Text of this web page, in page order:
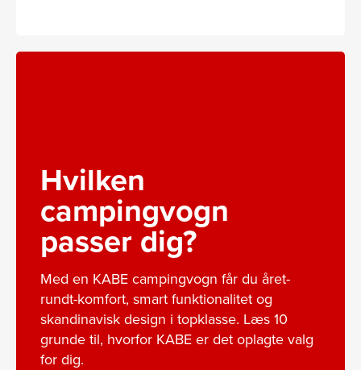
Hvilken
campingvogn
passer dig?
Med en KABE campingvogn får du året-
rundt-komfort, smart funktionalitet og
skandinavisk design i topklasse. Læs 10
grunde til, hvorfor KABE er det oplagte valg
for dig.